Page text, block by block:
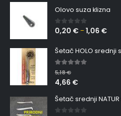
Olovo suza klizna
0out of 5
0,20 € – 1,06 €
5.00out of 5
5,18€
4,66 €